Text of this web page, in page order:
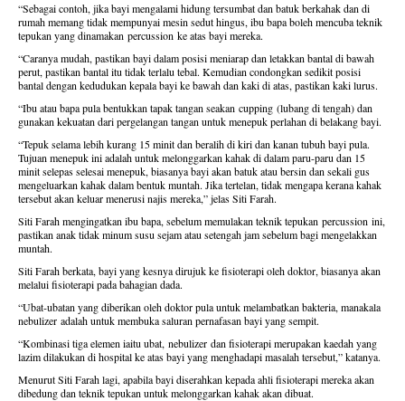
“Sebagai contoh, jika bayi mengalami hidung tersumbat dan batuk berkahak dan di
rumah memang tidak mempunyai mesin sedut hingus, ibu bapa boleh mencuba teknik
tepukan yang dinamakan percussion ke atas bayi mereka.
“Caranya mudah, pastikan bayi dalam posisi meniarap dan letakkan bantal di bawah
perut, pastikan bantal itu tidak terlalu tebal. Kemudian condongkan sedikit posisi
bantal dengan kedudukan kepala bayi ke bawah dan kaki di atas, pastikan kaki lurus.
“Ibu atau bapa pula bentukkan tapak tangan seakan cupping (lubang di tengah) dan
gunakan kekuatan dari pergelangan tangan untuk menepuk perlahan di belakang bayi.
“Tepuk selama lebih kurang 15 minit dan beralih di kiri dan kanan tubuh bayi pula.
Tujuan menepuk ini adalah untuk melonggarkan kahak di dalam paru-paru dan 15
minit selepas selesai menepuk, biasanya bayi akan batuk atau bersin dan sekali gus
mengeluarkan kahak dalam bentuk muntah. Jika tertelan, tidak mengapa kerana kahak
tersebut akan keluar menerusi najis mereka,” jelas Siti Farah.
Siti Farah mengingatkan ibu bapa, sebelum memulakan teknik tepukan percussion ini,
pastikan anak tidak minum susu sejam atau setengah jam sebelum bagi mengelakkan
muntah.
Siti Farah berkata, bayi yang kesnya dirujuk ke fisioterapi oleh doktor, biasanya akan
melalui fisioterapi pada bahagian dada.
“Ubat-ubatan yang diberikan oleh doktor pula untuk melambatkan bakteria, manakala
nebulizer adalah untuk membuka saluran pernafasan bayi yang sempit.
“Kombinasi tiga elemen iaitu ubat, nebulizer dan fisioterapi merupakan kaedah yang
lazim dilakukan di hospital ke atas bayi yang menghadapi masalah tersebut,” katanya.
Menurut Siti Farah lagi, apabila bayi diserahkan kepada ahli fisioterapi mereka akan
dibedung dan teknik tepukan untuk melonggarkan kahak akan dibuat.